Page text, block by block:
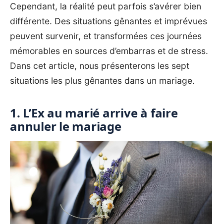
Cependant, la réalité peut parfois s’avérer bien
différente. Des situations gênantes et imprévues
peuvent survenir, et transformées ces journées
mémorables en sources d’embarras et de stress.
Dans cet article, nous présenterons les sept
situations les plus gênantes dans un mariage.
1. L’Ex au marié arrive à faire
annuler le mariage